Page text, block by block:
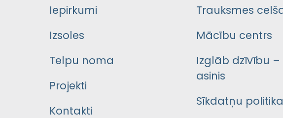
Iepirkumi
Izsoles
Telpu noma
Projekti
Kontakti
Trauksmes
Mācību centrs
Izglāb dzīvību –
asinis
Sīkdatņu politika